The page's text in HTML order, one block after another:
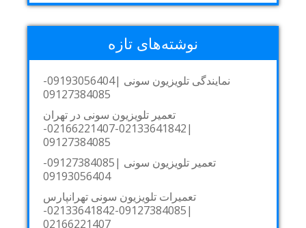
نوشته‌های تازه
نمایندگی تلویزیون سونی |09193056404-
09127384085
تعمیر تلویزیون سونی در تهران
|02133641842-02166221407-
09127384085
تعمیر تلویزیون سونی |09127384085-
09193056404
تعمیرات تلویزیون سونی تهرانپارس
|09127384085-02133641842-
02166221407